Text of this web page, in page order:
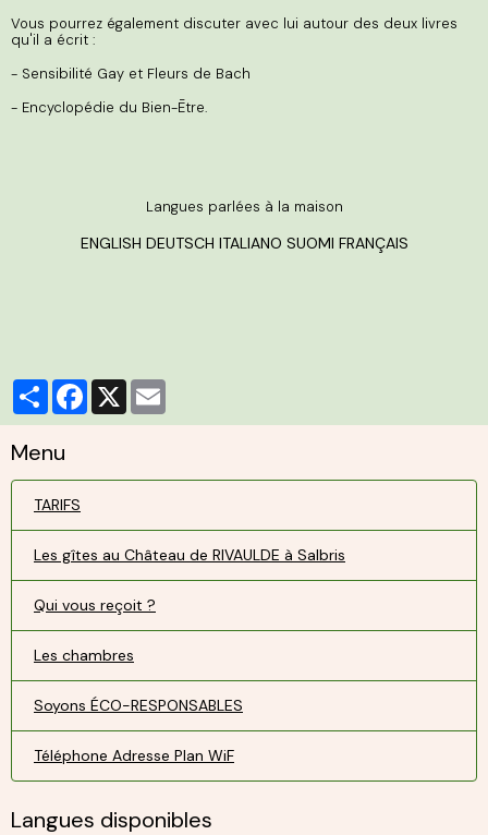
Vous pourrez également discuter avec lui autour des deux livres
qu'il a écrit :
- Sensibilité Gay et Fleurs de Bach
- Encyclopédie du Bien-Ētre.
Langues parlées à la maison
ENGLISH DEUTSCH ITALIANO SUOMI FRANÇAIS
PartagerFacebook
X
Menu
TARIFS
Les gîtes au Château de RIVAULDE à Salbris
Qui vous reçoit ?
Les chambres
Soyons ÉCO-RESPONSABLES
Téléphone Adresse Plan WiF
Langues disponibles